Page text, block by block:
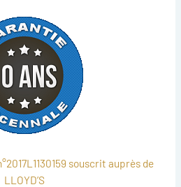
souscrit auprès de
LLOYD’S